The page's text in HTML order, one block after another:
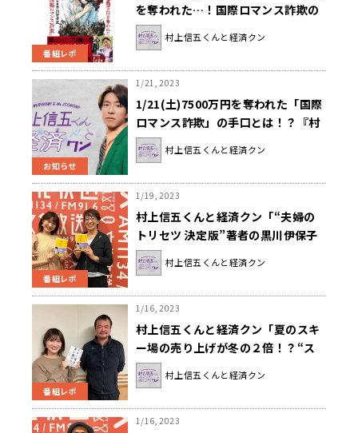
番組レポ
を奪われた…！国際ロマンス詐欺の
実態を激白！」
村上信五くんと経済クン
お知らせ
1/21, 2023
1/21(土)7500万円を奪われた「国際
ロマンス詐欺」の手口とは！？『村
上信五くんと経済クン』
村上信五くんと経済クン
番組レポ
1/19, 2023
村上信五くんと経済クン「“夫婦の
トリセツ 決定版”著者の黒川伊保子
さんに聞く！“夫婦のあり方”」
村上信五くんと経済クン
番組レポ
1/16, 2023
村上信五くんと経済クン「夏のスキ
ー場の売り上げが冬の２倍！？“ス
キー場の革命児”登場！」
村上信五くんと経済クン
1/16, 2023